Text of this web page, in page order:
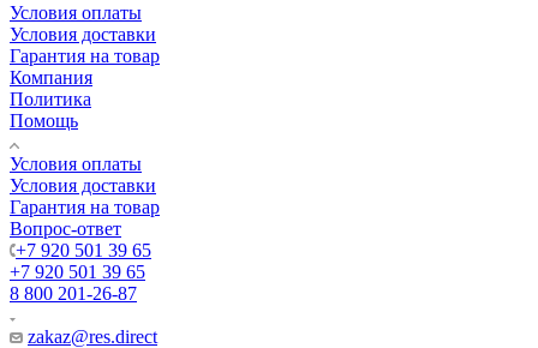
Условия оплаты
Условия доставки
Гарантия на товар
Компания
Политика
Помощь
Условия оплаты
Условия доставки
Гарантия на товар
Вопрос-ответ
+7 920 501 39 65
+7 920 501 39 65
8 800 201-26-87
zakaz@res.direct